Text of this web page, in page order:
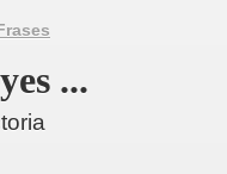
...